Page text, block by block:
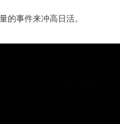
的事件来冲高日活。